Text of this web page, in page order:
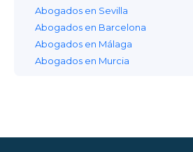
Abogados en Sevilla
Abogados en Barcelona
Abogados en Málaga
Abogados en Murcia